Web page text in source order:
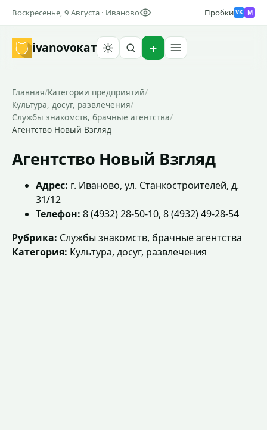
Воскресенье, 9 Августа · Иваново Пробки VK M
ivanovoкат
Главная/Категории предприятий/
Культура, досуг, развлечения/
Службы знакомств, брачные агентства/
Агентство Новый Взгляд
Агентство Новый Взгляд
Адрес: г. Иваново, ул. Станкостроителей, д.
31/12
Телефон: 8 (4932) 28-50-10, 8 (4932) 49-28-54
Рубрика: Службы знакомств, брачные агентства
Категория: Культура, досуг, развлечения